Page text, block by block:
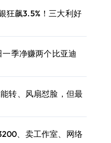
狂飙3.5%！三大利好
季净赚两个比亚迪
转、风扇怼脸，但最
、卖工作室、网络